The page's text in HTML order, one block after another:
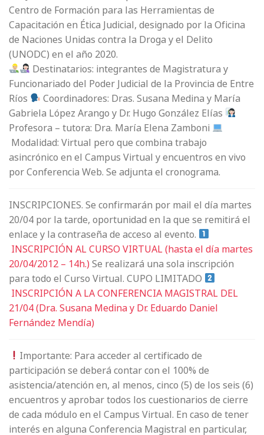
Centro de Formación para las Herramientas de
Capacitación en Ética Judicial, designado por la Oficina
de Naciones Unidas contra la Droga y el Delito
(UNODC) en el año 2020.
Destinatarios: integrantes de Magistratura y
Funcionariado del Poder Judicial de la Provincia de Entre
Ríos
Coordinadores: Dras. Susana Medina y María
Gabriela López Arango y Dr. Hugo González Elías
Profesora – tutora: Dra. María Elena Zamboni
Modalidad: Virtual pero que combina trabajo
asincrónico en el Campus Virtual y encuentros en vivo
por Conferencia Web. Se adjunta el cronograma.
INSCRIPCIONES. Se confirmarán por mail el día martes
20/04 por la tarde, oportunidad en la que se remitirá el
enlace y la contraseña de acceso al evento.
INSCRIPCIÓN AL CURSO VIRTUAL (hasta el día martes
20/04/2012 – 14h.)Se realizará una sola inscripción
para todo el Curso Virtual. CUPO LIMITADO
INSCRIPCIÓN A LA CONFERENCIA MAGISTRAL DEL
21/04 (Dra. Susana Medina y Dr. Eduardo Daniel
Fernández Mendía)
Importante: Para acceder al certificado de
participación se deberá contar con el 100% de
asistencia/atención en, al menos, cinco (5) de los seis (6)
encuentros y aprobar todos los cuestionarios de cierre
de cada módulo en el Campus Virtual. En caso de tener
interés en alguna Conferencia Magistral en particular,